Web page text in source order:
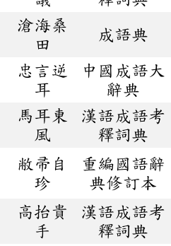
滄海桑
田
成語典
忠言逆
耳
中國成語大
辭典
馬耳東
風
漢語成語考
釋詞典
敝帚自
珍
重編國語辭
典修訂本
高抬貴
手
漢語成語考
釋詞典